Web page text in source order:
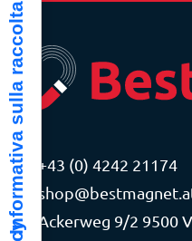
+43 (0) 4242 21174
Ackerweg 9/2 9500
Informativa sulla raccolta